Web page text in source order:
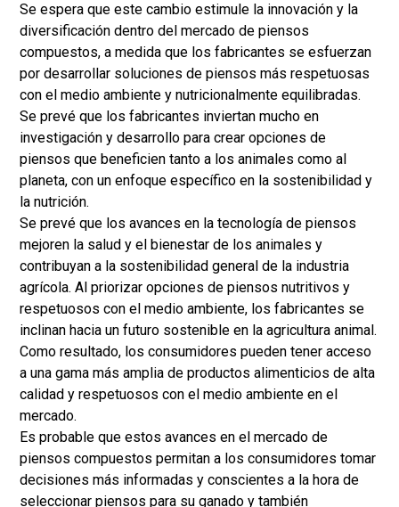
Se espera que este cambio estimule la innovación y la
diversificación dentro del mercado de piensos
compuestos, a medida que los fabricantes se esfuerzan
por desarrollar soluciones de piensos más respetuosas
con el medio ambiente y nutricionalmente equilibradas.
Se prevé que los fabricantes inviertan mucho en
investigación y desarrollo para crear opciones de
piensos que beneficien tanto a los animales como al
planeta, con un enfoque específico en la sostenibilidad y
la nutrición.
Se prevé que los avances en la tecnología de piensos
mejoren la salud y el bienestar de los animales y
contribuyan a la sostenibilidad general de la industria
agrícola. Al priorizar opciones de piensos nutritivos y
respetuosos con el medio ambiente, los fabricantes se
inclinan hacia un futuro sostenible en la agricultura animal.
Como resultado, los consumidores pueden tener acceso
a una gama más amplia de productos alimenticios de alta
calidad y respetuosos con el medio ambiente en el
mercado.
Es probable que estos avances en el mercado de
piensos compuestos permitan a los consumidores tomar
decisiones más informadas y conscientes a la hora de
seleccionar piensos para su ganado y también